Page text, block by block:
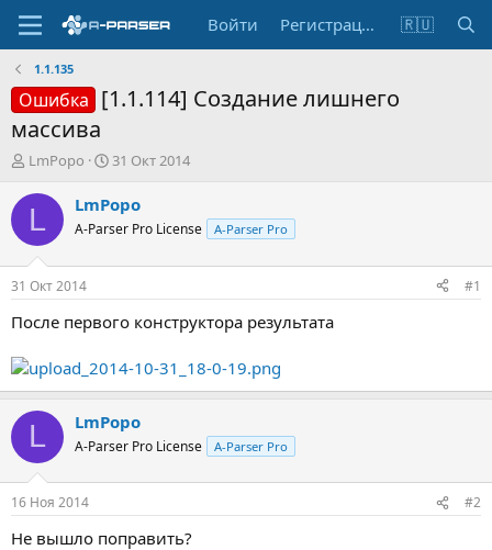
Войти Регистрация 🇷🇺
1.1.135
Ошибка [1.1.114] Создание лишнего
массива
А
т
т
е
м
ы
LmPopo
Д
т
н
а
л
31 Окт 2014
L LmPopo
A-Parser Pro License A-Parser Pro
31 Окт 2014 #1
После первого конструктора результата
L LmPopo
A-Parser Pro License A-Parser Pro
16 Ноя 2014 #2
Не вышло поправить?